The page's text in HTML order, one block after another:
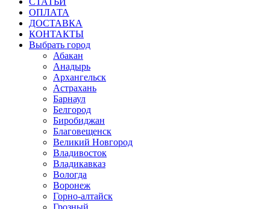
ОПЛАТА
ДОСТАВКА
КОНТАКТЫ
Выбрать город
Абакан
Анадырь
Архангельск
Астрахань
Барнаул
Белгород
Биробиджан
Благовещенск
Великий Новгород
Владивосток
Владикавказ
Вологда
Воронеж
Горно-алтайск